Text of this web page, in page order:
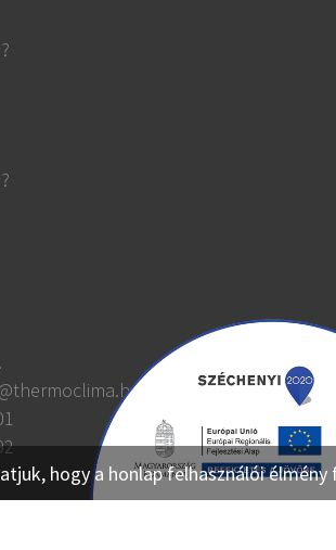
hogy a honlap felhasználói